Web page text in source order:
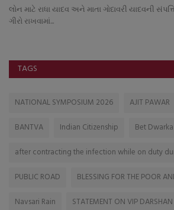
લોન માટે રાધા યાદવ અને માતા ગોદાવરી યાદવની
ગીરો રાખવામાં...
TAGS
NATIONAL SYMPOSIUM 2026 AJIT PAWAR
BANTVA
Indian Citizenship Bet Dwarka
after contracting the infection while on duty
PUBLIC ROAD
BLESSING FOR THE POOR
Navsari Rain
STATEMENT ON VIP